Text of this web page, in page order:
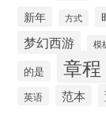
新年 方式
梦幻西游 模
的是 章程
英语 范本